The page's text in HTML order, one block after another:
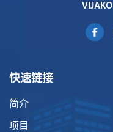
快速链接
简介
项目